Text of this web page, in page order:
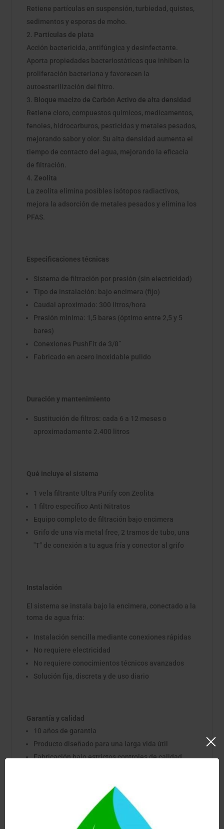
Retiene partículas en suspensión, turbiedad, quistes,
sedimentos y esporas de moho.
Partículas de plata
Acción bactericida, antifúngica y desinfectante.
Aporta propiedades bacteriostáticas que inhiben la
proliferación bacteriana y favorecen la
autoesterilización del filtro.
Bloque macizo de Carbón Activo de alta densidad
Retiene cloro, compuestos químicos, medicamentos,
fenoles, hidrocarburos, pesticidas y metales pesados,
mejorando sabor y olor. Su alta densidad aumenta el
tiempo de contacto del agua, mejorando la eficacia
de filtración.
Zeolita
La zeolita elimina posibles isótopos radiactivos,
mejora la adsorción de metales pesados y elimina los
PFAS.
Especificaciones técnicas
Sistema de filtración por presión (sin electricidad)
Tipo de instalación: bajo encimera (fijo)
Caudal aproximado: 300 litros/hora
Presión mínima: 1,5 bares (óptimo entre 2,5 y 5
bares)
Conexiones PushFit de 3/8”
Fabricado en acero inoxidable pulido
Duración y mantenimiento
Sustitución de filtros: cada 6 a 12 meses o
aproximadamente 2.400 litros
Qué incluye el sistema
1 vela filtrante Ultra Purify con Zeolita
1 filtro específico Anti Nitratos
Equipo completo de filtración bajo encimera
Grifo de una vía metal free, 2 tramos de tubo, una
"T" de conexión a tu agua fría y conector al grifo
Instalación
El sistema se instala bajo la encimera, conectado a la
toma de agua fría:
Instalación sencilla mediante conexiones rápidas
No requiere electricidad
No requiere conocimientos técnicos avanzados
Solución fija, discreta y de uso diario
Garantía y calidad
10 años de garantía
Producto diseñado para una larga vida útil
Fabricación bajo estrictos controles de calidad